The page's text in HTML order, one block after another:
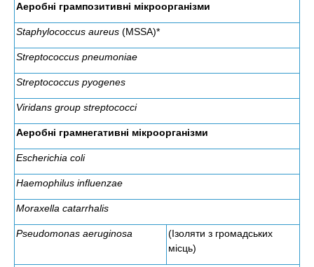
Аеробні грампозитивні мікроорганізми
Staphylococcus aureus (MSSA)*
Streptococcus pneumoniae
Streptococcus pyogenes
Viridans group streptococci
Аеробні грамнегативні мікроорганізми
Escherichia coli
Haemophilus influenzae
Moraxella catarrhalis
Pseudomonas aeruginosa
(Ізоляти з громадських
місць)